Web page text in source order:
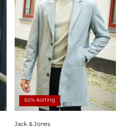
50% korting
Jack & Jones